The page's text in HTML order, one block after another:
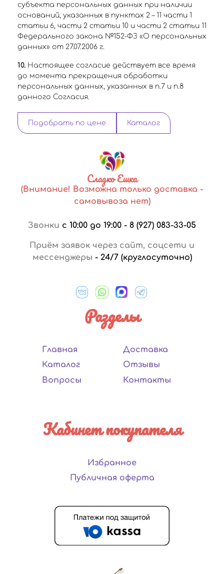
субъекта персональных данных при наличии
оснований, указанных в пунктах 2 – 11 части 1
статьи 6, части 2 статьи 10 и части 2 статьи 11
Федерального закона №152-ФЗ «О персональных
данных» от 27.07.2006 г.
10. Настоящее согласие действует все время
до момента прекращения обработки
персональных данных, указанных в п.7 и п.8
данного Согласия.
Подобрать по цене Каталог
Сладко Ешка
(Внимание! Возможна только доставка -
самовывоза нет)
Звонки с 10:00 до 19:00 - 8 (927) 083-33-05
Приём заявок через сайт, соцсети и
мессенджеры - 24/7 (круглосуточно)
Разделы
Главная
Каталог
Вопросы
Доставка
Отзывы
Контакты
Кабинет покупателя
Избранное
Публичная оферта